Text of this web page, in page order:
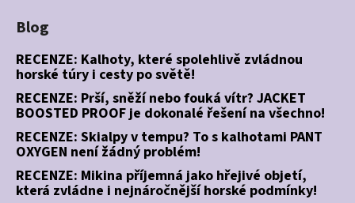
Blog
RECENZE: Kalhoty, které spolehlivě zvládnou
horské túry i cesty po světě!
RECENZE: Prší, sněží nebo fouká vítr? JACKET
BOOSTED PROOF je dokonalé řešení na všechno!
RECENZE: Skialpy v tempu? To s kalhotami PANT
OXYGEN není žádný problém!
RECENZE: Mikina příjemná jako hřejivé objetí,
která zvládne i nejnáročnější horské podmínky!